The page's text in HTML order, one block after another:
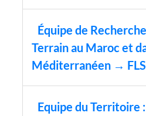
Équipe de
Terrain au Maroc et
Méditerranéen →
Equipe du Territoire